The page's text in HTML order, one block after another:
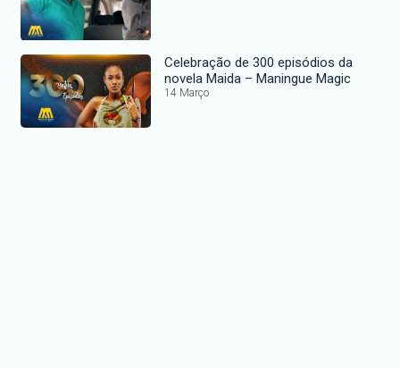
Celebração de 300 episódios da
novela Maida – Maningue Magic
14 Março